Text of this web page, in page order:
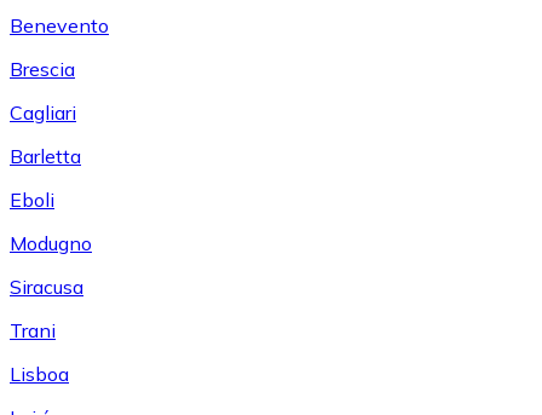
Benevento
Brescia
Cagliari
Barletta
Eboli
Modugno
Siracusa
Trani
Lisboa